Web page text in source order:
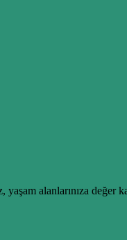
alanlarınıza değer